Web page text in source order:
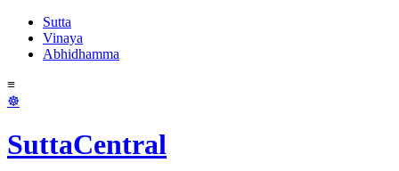
Sutta
Vinaya
Abhidhamma
≡
☸
SuttaCentral